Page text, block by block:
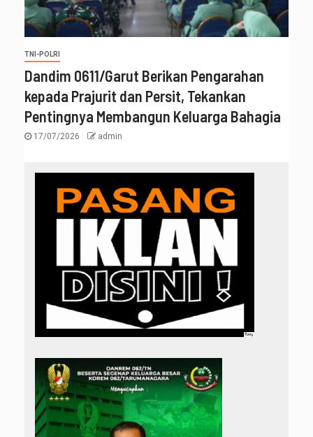
TNI-POLRI
‎Dandim 0611/Garut Berikan Pengarahan
kepada Prajurit dan Persit, Tekankan
Pentingnya Membangun Keluarga Bahagia
17/07/2026 admin